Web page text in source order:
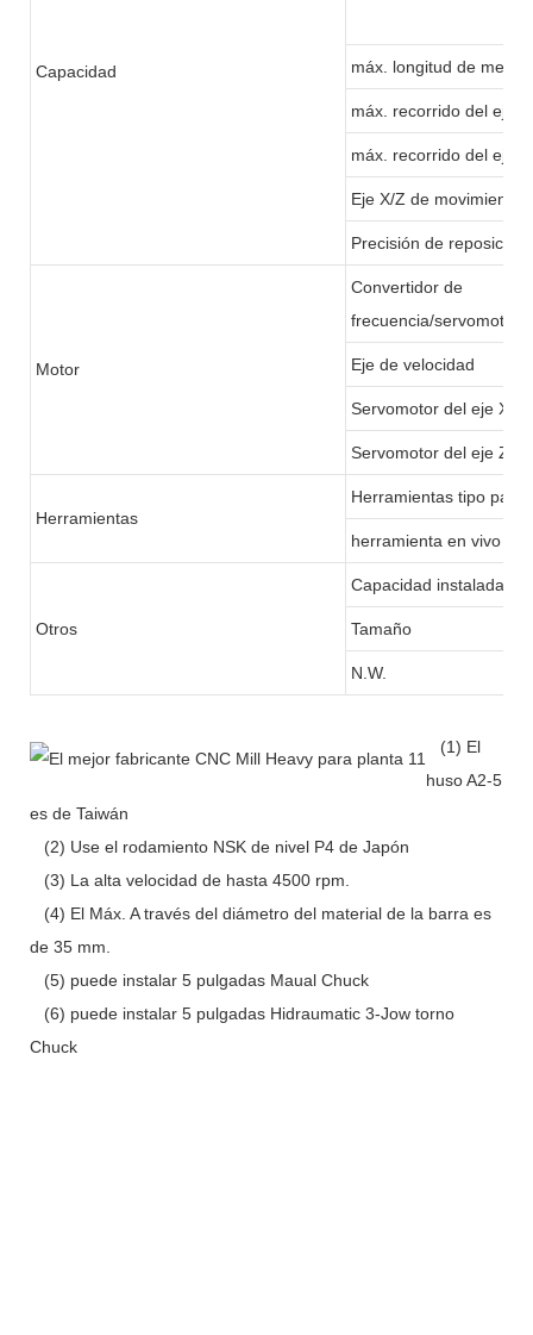
Capacidad máx. longitud de
máx. recorrido del eje
máx. recorrido del eje
Eje X/Z de movimiento
Precisión de reposición
Motor
Convertidor de
frecuencia/servomotor
Eje de velocidad
Servomotor del eje X
Servomotor del eje Z
Herramientas
Herramientas tipo
herramienta en vivo
Otros
Capacidad instalada
Tamaño
N.W.
(1) El
huso A2-5
es de Taiwán
(2) Use el rodamiento NSK de nivel P4 de Japón
(3) La alta velocidad de hasta 4500 rpm.
(4) El Máx. A través del diámetro del material de la barra es
de 35 mm.
(5) puede instalar 5 pulgadas Maual Chuck
(6) puede instalar 5 pulgadas Hidraumatic 3-Jow torno
Chuck